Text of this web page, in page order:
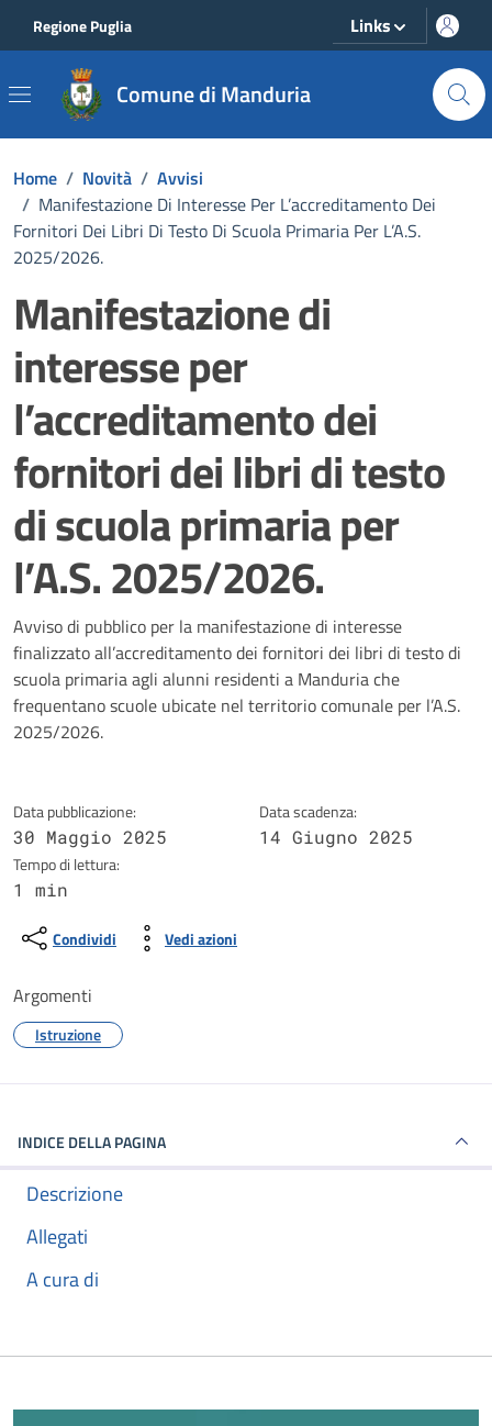
Regione Puglia Links
Comune di Manduria
Home / Novità / Avvisi
/ Manifestazione Di Interesse Per L’accreditamento Dei
Fornitori Dei Libri Di Testo Di Scuola Primaria Per L’A.S.
2025/2026.
Manifestazione di
interesse per
l’accreditamento dei
fornitori dei libri di testo
di scuola primaria per
l’A.S. 2025/2026.
Dettagli della notizia
Avviso di pubblico per la manifestazione di interesse
finalizzato all’accreditamento dei fornitori dei libri di testo di
scuola primaria agli alunni residenti a Manduria che
frequentano scuole ubicate nel territorio comunale per l’A.S.
2025/2026.
Data pubblicazione:
30 Maggio 2025
Data scadenza:
14 Giugno 2025
Tempo di lettura:
1 min
Condividi Vedi azioni
Argomenti
Istruzione
INDICE DELLA PAGINA
Descrizione
Allegati
A cura di